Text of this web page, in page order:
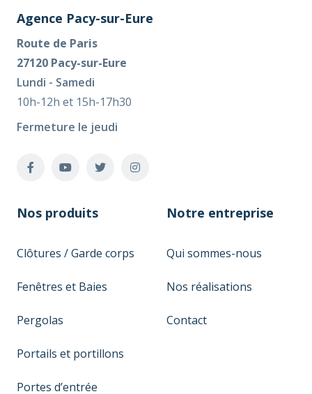
Agence Pacy-sur-Eure
Route de Paris
27120 Pacy-sur-Eure
Lundi - Samedi
10h-12h et 15h-17h30
Fermeture le jeudi
Nos produits
Clôtures / Garde corps
Fenêtres et Baies
Pergolas
Portails et portillons
Portes d’entrée
Notre entreprise
Qui sommes-nous
Nos réalisations
Contact